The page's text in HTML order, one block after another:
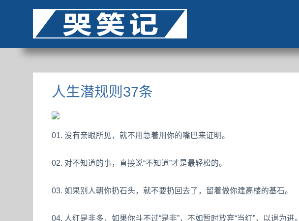
人生潜规则37条
01. 没有亲眼所见，就不用急着用你的嘴巴来证明。
02. 对不知道的事，直接说“不知道”才是最轻松的。
03. 如果别人朝你扔石头，就不要扔回去了，留着做你建高楼的基石。
04. 人红是非多，如果你斗不过“是非”，不如暂时放弃“当红”，以退为进。